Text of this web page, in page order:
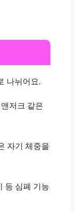
나뉘어요.
저크 같은
자기 체중을
등 심폐 기능